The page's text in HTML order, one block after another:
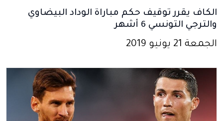
الكاف يقرر توقيف حكم مباراة الوداد البيضاوي
والترجي التونسي 6 أشهر
الجمعة 21 يونيو 2019